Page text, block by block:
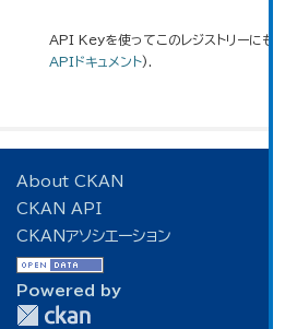
API Keyを使ってこのレジストリーにもア
APIドキュメント).
About CKAN
CKAN API
CKANアソシエーション
Powered by